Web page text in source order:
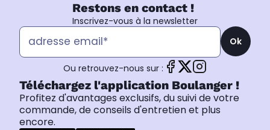
Restons en contact !
Inscrivez-vous à la newsletter
Ok
Ou retrouvez-nous sur :
Téléchargez l'application Boulanger !
Profitez d'avantages exclusifs, du suivi de votre
commande, de conseils d'entretien et plus
encore.